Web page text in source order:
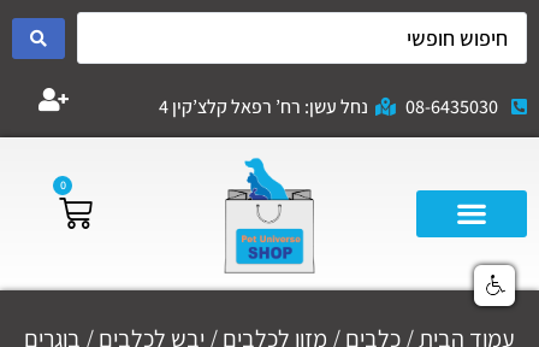
08-6435030 נחל עשן: רח’ רפאל קלצ’קין 4
0
עמוד הבית/כלבים/ מזון לכלבים/ יבש לכלבים/ בוגרים